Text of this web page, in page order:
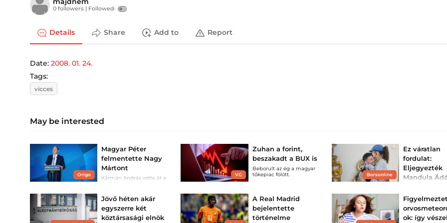
0 followers | Followed:
Details Share Add to Report
Date: 2008. 01. 24.
Tags:
vicces
May be interested
Origo
Magyar Péter
felmentette Nagy
Mártont
Kármán András vette át a
VG
Zuhan a forint,
beszakadt a BUX is
Beborult az ég a magyar
tőkepiac fölött.
Borsonline
Ez váratlan
fordulat:
Eljegyezték
Mandula
A botrányos
ideje nincs
sok balhé miatt
életéből.
Jövő héten akár
egyszerre két
köztársasági elnök
A Real Madrid
bejelentette
történelme
ok: így